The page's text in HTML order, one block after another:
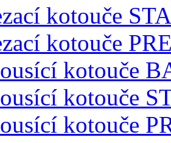
kotouče
kotouče
kotouče
kotouče
kotouče